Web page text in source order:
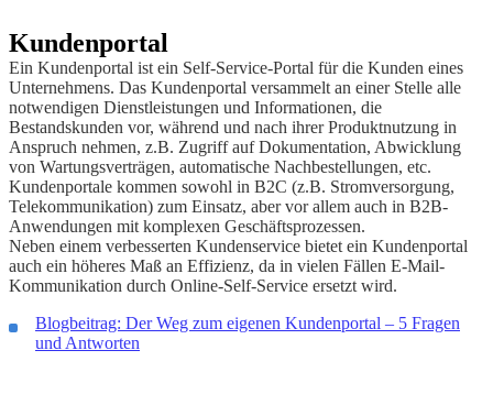
Kundenportal
Ein Kundenportal ist ein Self-Service-Portal für die Kunden eines
Unternehmens. Das Kundenportal versammelt an einer Stelle alle
notwendigen Dienstleistungen und Informationen, die
Bestandskunden vor, während und nach ihrer Produktnutzung in
Anspruch nehmen, z.B. Zugriff auf Dokumentation, Abwicklung
von Wartungsverträgen, automatische Nachbestellungen, etc.
Kundenportale kommen sowohl in B2C (z.B. Stromversorgung,
Telekommunikation) zum Einsatz, aber vor allem auch in B2B-
Anwendungen mit komplexen Geschäftsprozessen.
Neben einem verbesserten Kundenservice bietet ein Kundenportal
auch ein höheres Maß an Effizienz, da in vielen Fällen E-Mail-
Kommunikation durch Online-Self-Service ersetzt wird.
Blogbeitrag: Der Weg zum eigenen Kundenportal – 5 Fragen
und Antworten